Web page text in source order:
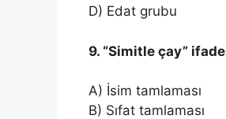
D) Edat grubu
9. “Simitle çay”
A) İsim tamlaması
B) Sıfat tamlaması